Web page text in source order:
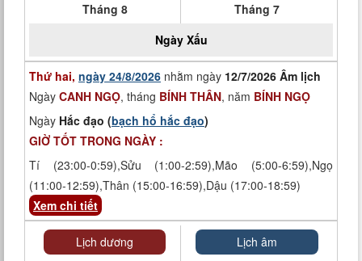
Tháng 8
Tháng 7
Ngày Xấu
Thứ hai, ngày 24/8/2026 nhằm ngày 12/7/2026 Âm lịch
Ngày CANH NGỌ, tháng BÍNH THÂN, năm BÍNH NGỌ
Ngày Hắc đạo (bạch hổ hắc đạo)
GIỜ TỐT TRONG NGÀY :
Tí (23:00-0:59),Sửu (1:00-2:59),Mão (5:00-6:59),Ngọ
(11:00-12:59),Thân (15:00-16:59),Dậu (17:00-18:59)
Xem chi tiết
Lịch dương Lịch âm